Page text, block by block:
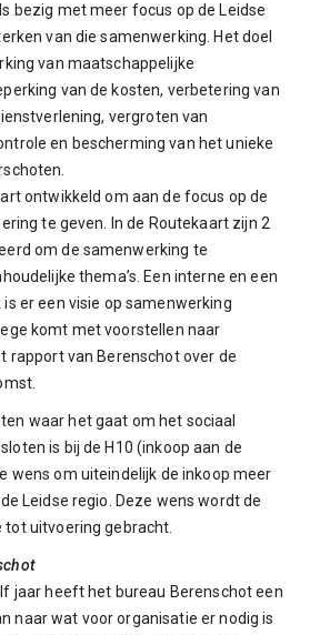
bezig met meer focus op de Leidse
van die samenwerking. Het doel
van maatschappelijke
van de kosten, verbetering van
vergroten van
en bescherming van het unieke
ontwikkeld om aan de focus op de
te geven. In de Routekaart zijn 2
om de samenwerking te
thema’s. Een interne en een
er een visie op samenwerking
komt met voorstellen naar
rapport van Berenschot over de
waar het gaat om het sociaal
is bij de H10 (inkoop aan de
wens om uiteindelijk de inkoop meer
Leidse regio. Deze wens wordt de
tot uitvoering gebracht.
jaar heeft het bureau Berenschot een
naar wat voor organisatie er nodig is